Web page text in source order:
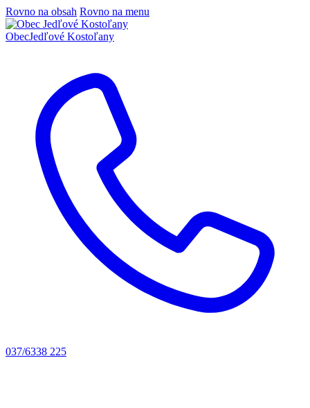
Rovno na obsah Rovno na menu
ObecJedľové Kostoľany
037/6338 225